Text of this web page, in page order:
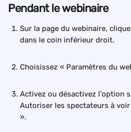
Pendant le webinaire
Sur la page du webinaire,
dans le coin inférieur droit.
Choisissez « Paramètres du
Activez ou désactivez l'option
Autoriser les spectateurs à
».